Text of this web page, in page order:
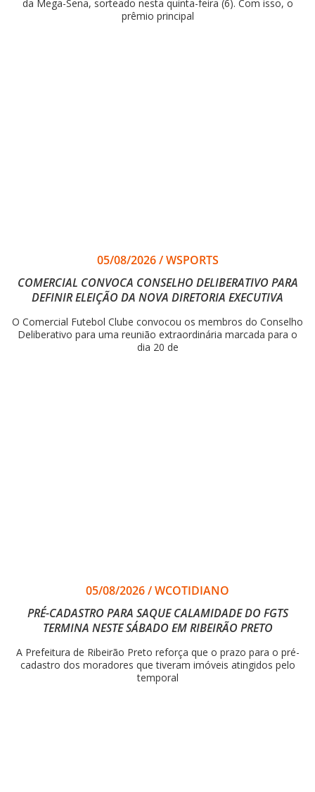
da Mega-Sena, sorteado nesta quinta-feira (6). Com isso, o
prêmio principal
05/08/2026 / WSPORTS
COMERCIAL CONVOCA CONSELHO DELIBERATIVO PARA
DEFINIR ELEIÇÃO DA NOVA DIRETORIA EXECUTIVA
O Comercial Futebol Clube convocou os membros do Conselho
Deliberativo para uma reunião extraordinária marcada para o
dia 20 de
05/08/2026/WCOTIDIANO
PRÉ-CADASTRO PARA SAQUE CALAMIDADE DO FGTS
TERMINA NESTE SÁBADO EM RIBEIRÃO PRETO
A Prefeitura de Ribeirão Preto reforça que o prazo para o pré-
cadastro dos moradores que tiveram imóveis atingidos pelo
temporal